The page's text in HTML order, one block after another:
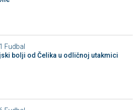
Fudbal
bolji od Čelika u odličnoj utakmici